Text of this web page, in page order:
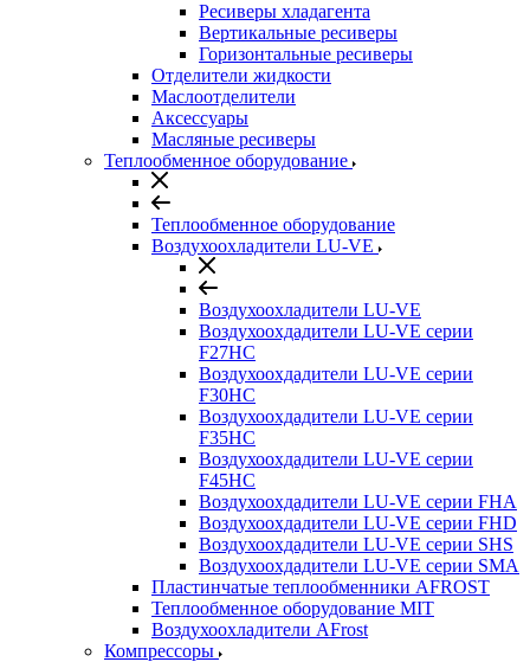
Ресиверы хладагента
Вертикальные ресиверы
Горизонтальные ресиверы
Отделители жидкости
Маслоотделители
Аксессуары
Масляные ресиверы
Теплообменное оборудование
Теплообменное оборудование
Воздухоохладители LU-VE
Воздухоохладители LU-VE
Воздухоохдадители LU-VE серии
F27HC
Воздухоохдадители LU-VE серии
F30HC
Воздухоохдадители LU-VE серии
F35HC
Воздухоохдадители LU-VE серии
F45HC
Воздухоохдадители LU-VE серии FHA
Воздухоохдадители LU-VE серии FHD
Воздухоохдадители LU-VE серии SHS
Воздухоохдадители LU-VE серии SMA
Пластинчатые теплообменники AFROST
Теплообменное оборудование MIT
Воздухоохладители AFrost
Компрессоры